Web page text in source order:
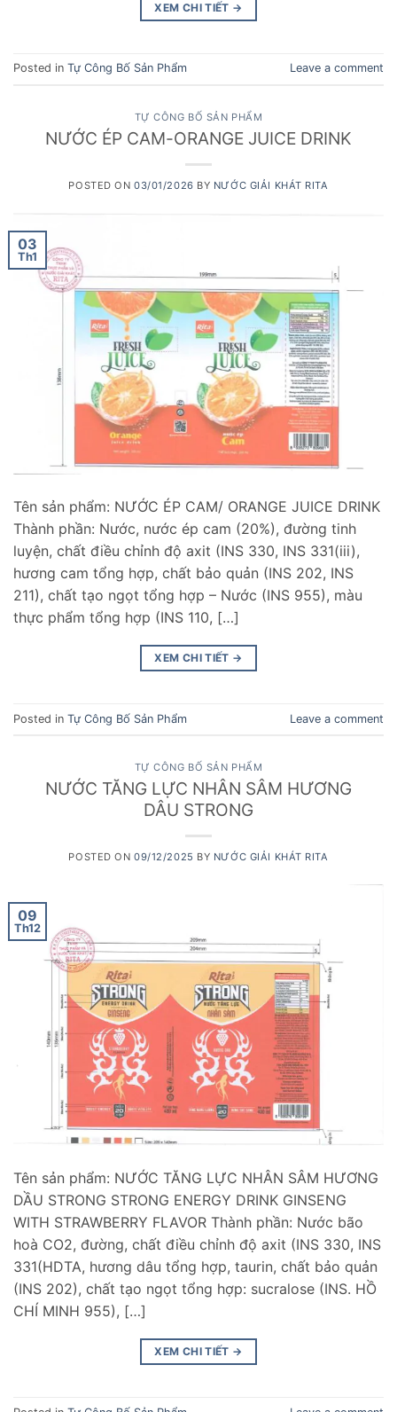
XEM CHI TIẾT →
Posted in Tự Công Bố Sản Phẩm Leave a comment
TỰ CÔNG BỐ SẢN PHẨM
NƯỚC ÉP CAM-ORANGE JUICE DRINK
POSTED ON03/01/2026 BY NƯỚC GIẢI KHÁT RITA
03
Th1
Tên sản phẩm: NƯỚC ÉP CAM/ ORANGE JUICE DRINK
Thành phần: Nước, nước ép cam (20%), đường tinh
luyện, chất điều chỉnh độ axit (INS 330, INS 331(iii),
hương cam tổng hợp, chất bảo quản (INS 202, INS
211), chất tạo ngọt tổng hợp – Nước (INS 955), màu
thực phẩm tổng hợp (INS 110, […]
XEM CHI TIẾT →
Posted in Tự Công Bố Sản Phẩm Leave a comment
TỰ CÔNG BỐ SẢN PHẨM
NƯỚC TĂNG LỰC NHÂN SÂM HƯƠNG
DÂU STRONG
POSTED ON09/12/2025 BY NƯỚC GIẢI KHÁT RITA
09
Th12
Tên sản phẩm: NƯỚC TĂNG LỰC NHÂN SÂM HƯƠNG
DẦU STRONG STRONG ENERGY DRINK GINSENG
WITH STRAWBERRY FLAVOR Thành phần: Nước bão
hoà CO2, đường, chất điều chỉnh độ axit (INS 330, INS
331(HDTA, hương dâu tổng hợp, taurin, chất bảo quản
(INS 202), chất tạo ngọt tổng hợp: sucralose (INS. HỒ
CHÍ MINH 955), […]
XEM CHI TIẾT →